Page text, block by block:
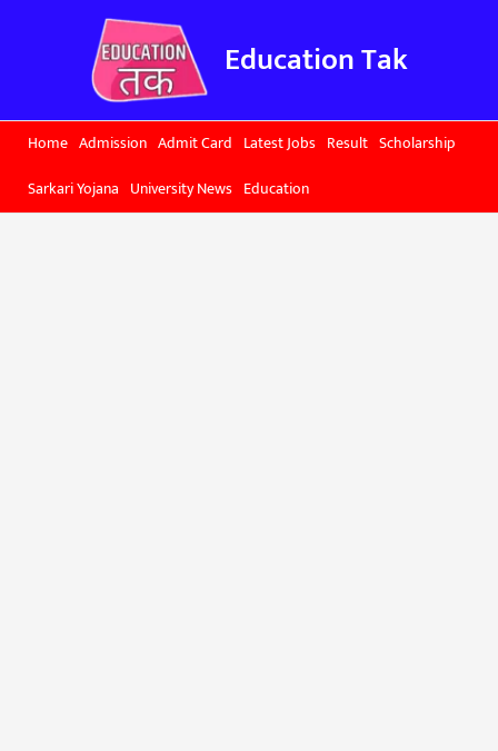
Education Tak
Home Admission Admit Card Latest Jobs Result Scholarship
Sarkari Yojana University News Education